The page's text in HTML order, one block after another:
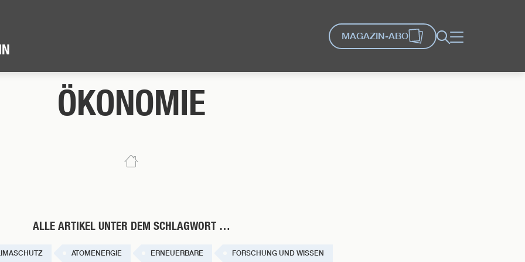
Menü
Suche
MAGAZIN-ABO
ÖKONOMIE
ALLE ARTIKEL UNTER DEM SCHLAGWORT …
ATOMENERGIE ERNEUERBARE FORSCHUNG UND WISSEN